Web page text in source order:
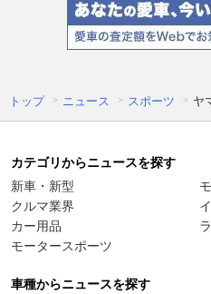
トップ ニュース スポーツ ヤ
カテゴリからニュースを探す
新車・新型
クルマ業界
カー用品
モータースポーツ
車種からニュースを探す